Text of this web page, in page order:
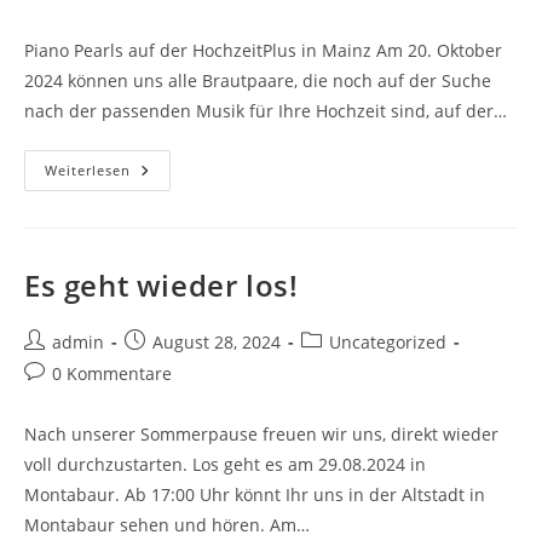
Piano Pearls auf der HochzeitPlus in Mainz Am 20. Oktober
2024 können uns alle Brautpaare, die noch auf der Suche
nach der passenden Musik für Ihre Hochzeit sind, auf der…
Weiterlesen
Es geht wieder los!
admin August 28, 2024
Uncategorized
0 Kommentare
Nach unserer Sommerpause freuen wir uns, direkt wieder
voll durchzustarten. Los geht es am 29.08.2024 in
Montabaur. Ab 17:00 Uhr könnt Ihr uns in der Altstadt in
Montabaur sehen und hören. Am…